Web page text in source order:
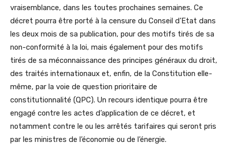
vraisemblance, dans les toutes prochaines semaines. Ce
décret pourra être porté à la censure du Conseil d’Etat dans
les deux mois de sa publication, pour des motifs tirés de sa
non-conformité à la loi, mais également pour des motifs
tirés de sa méconnaissance des principes généraux du droit,
des traités internationaux et, enfin, de la Constitution elle-
même, par la voie de question prioritaire de
constitutionnalité (QPC). Un recours identique pourra être
engagé contre les actes d’application de ce décret, et
notamment contre le ou les arrêtés tarifaires qui seront pris
par les ministres de l’économie ou de l’énergie.